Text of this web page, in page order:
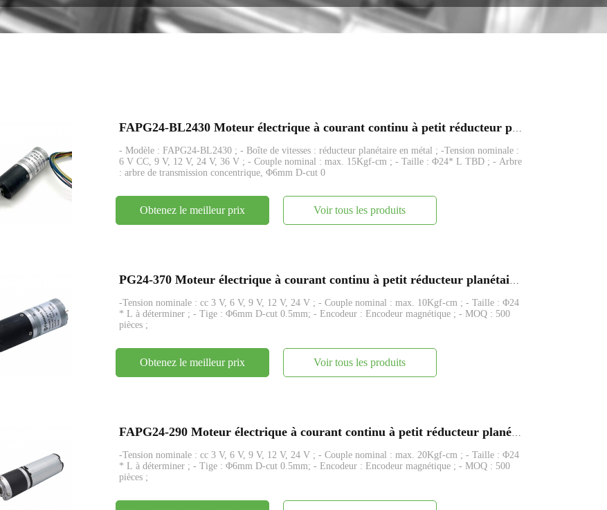
FAPG24-BL2430 Moteur électrique à courant continu à petit réducteur planétaire en métal de 24 mm
- Modèle : FAPG24-BL2430 ; - Boîte de vitesses : réducteur planétaire en métal ; -Tension nominale :
6 V CC, 9 V, 12 V, 24 V, 36 V ; - Couple nominal : max. 15Kgf-cm ; - Taille : Φ24* L TBD ; - Arbre
: arbre de transmission concentrique, Φ6mm D-cut 0
Obtenez le meilleur prix Voir tous les produits
-Tension nominale : cc 3 V, 6 V, 9 V, 12 V, 24 V ; - Couple nominal : max. 10Kgf-cm ; - Taille : Φ24
* L à déterminer ; - Tige : Φ6mm D-cut 0.5mm; - Encodeur : Encodeur magnétique ; - MOQ : 500
pièces ;
Obtenez le meilleur prix Voir tous les produits
FAPG24-290 Moteur électrique à courant continu à petit réducteur planétaire en métal de 24 mm
-Tension nominale : cc 3 V, 6 V, 9 V, 12 V, 24 V ; - Couple nominal : max. 20Kgf-cm ; - Taille : Φ24
* L à déterminer ; - Tige : Φ6mm D-cut 0.5mm; - Encodeur : Encodeur magnétique ; - MOQ : 500
pièces ;